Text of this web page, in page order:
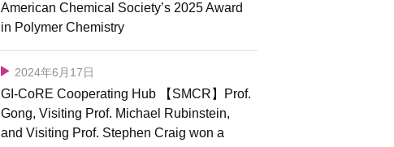
American Chemical Society’s 2025 Award
in Polymer Chemistry
2024年6月17日
GI-CoRE Cooperating Hub 【SMCR】Prof.
Gong, Visiting Prof. Michael Rubinstein,
and Visiting Prof. Stephen Craig won a